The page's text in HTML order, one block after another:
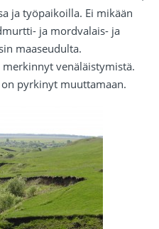
ja työpaikoilla. Ei mikään
ja mordvalais- ja
maaseudulta.
venäläistymistä.
pyrkinyt muuttamaan.